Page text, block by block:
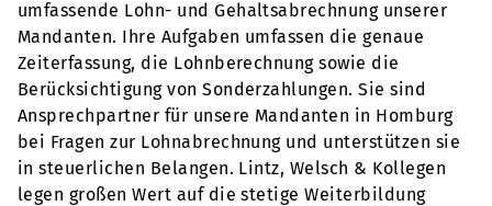
umfassende Lohn- und Gehaltsabrechnung unserer
Mandanten. Ihre Aufgaben umfassen die genaue
Zeiterfassung, die Lohnberechnung sowie die
Berücksichtigung von Sonderzahlungen. Sie sind
Ansprechpartner für unsere Mandanten in Homburg
bei Fragen zur Lohnabrechnung und unterstützen sie
in steuerlichen Belangen. Lintz, Welsch & Kollegen
legen großen Wert auf die stetige Weiterbildung